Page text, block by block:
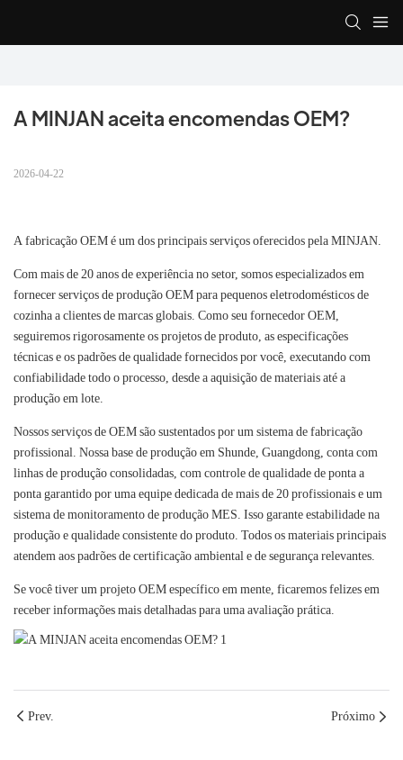
A MINJAN aceita encomendas OEM?
2026-04-22
A fabricação OEM é um dos principais serviços oferecidos pela MINJAN.
Com mais de 20 anos de experiência no setor, somos especializados em
fornecer serviços de produção OEM para pequenos eletrodomésticos de
cozinha a clientes de marcas globais. Como seu fornecedor OEM,
seguiremos rigorosamente os projetos de produto, as especificações
técnicas e os padrões de qualidade fornecidos por você, executando com
confiabilidade todo o processo, desde a aquisição de materiais até a
produção em lote.
Nossos serviços de OEM são sustentados por um sistema de fabricação
profissional. Nossa base de produção em Shunde, Guangdong, conta com
linhas de produção consolidadas, com controle de qualidade de ponta a
ponta garantido por uma equipe dedicada de mais de 20 profissionais e um
sistema de monitoramento de produção MES. Isso garante estabilidade na
produção e qualidade consistente do produto. Todos os materiais principais
atendem aos padrões de certificação ambiental e de segurança relevantes.
Se você tiver um projeto OEM específico em mente, ficaremos felizes em
receber informações mais detalhadas para uma avaliação prática.
Prev. Próximo